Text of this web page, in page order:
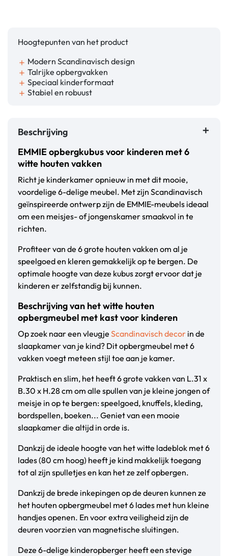
Hoogtepunten van het product
add Modern Scandinavisch design
add Talrijke opbergvakken
add Speciaal kinderformaat
add Stabiel en robuust
Beschrijving
EMMIE opbergkubus voor kinderen met 6
witte houten vakken
Richt je kinderkamer opnieuw in met dit mooie,
voordelige 6-delige meubel. Met zijn Scandinavisch
geïnspireerde ontwerp zijn de EMMIE-meubels ideaal
om een meisjes- of jongenskamer smaakvol in te
richten.
Profiteer van de 6 grote houten vakken om al je
speelgoed en kleren gemakkelijk op te bergen. De
optimale hoogte van deze kubus zorgt ervoor dat je
kinderen er zelfstandig bij kunnen.
Beschrijving van het witte houten
opbergmeubel met kast voor kinderen
Op zoek naar een vleugje Scandinavisch decor in de
slaapkamer van je kind? Dit opbergmeubel met 6
vakken voegt meteen stijl toe aan je kamer.
Praktisch en slim, het heeft 6 grote vakken van L.31 x
B.30 x H.28 cm om alle spullen van je kleine jongen of
meisje in op te bergen: speelgoed, knuffels, kleding,
bordspellen, boeken... Geniet van een mooie
slaapkamer die altijd in orde is.
Dankzij de ideale hoogte van het witte ladeblok met 6
lades (80 cm hoog) heeft je kind makkelijk toegang
tot al zijn spulletjes en kan het ze zelf opbergen.
Dankzij de brede inkepingen op de deuren kunnen ze
het houten opbergmeubel met 6 lades met hun kleine
handjes openen. En voor extra veiligheid zijn de
deuren voorzien van magnetische sluitingen.
Deze 6-delige kinderopberger heeft een stevige